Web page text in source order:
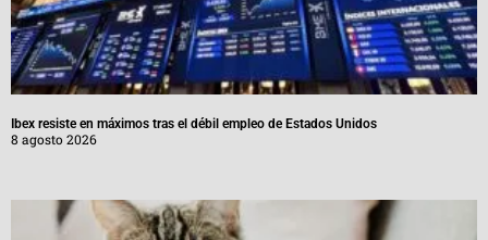
Ibex resiste en máximos tras el débil empleo de Estados Unidos
8 agosto 2026